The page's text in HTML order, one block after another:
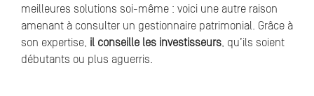
meilleures solutions soi-même : voici une autre raison
amenant à consulter un gestionnaire patrimonial. Grâce à
son expertise, il conseille les investisseurs, qu’ils soient
débutants ou plus aguerris.